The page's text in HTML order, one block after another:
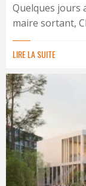
Quelques jours
maire sortant,
LIRE LA SUITE